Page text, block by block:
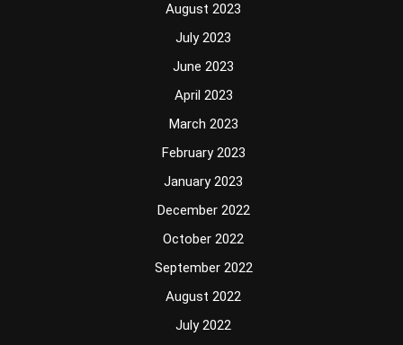
August 2023
July 2023
June 2023
April 2023
March 2023
February 2023
January 2023
December 2022
October 2022
September 2022
August 2022
July 2022